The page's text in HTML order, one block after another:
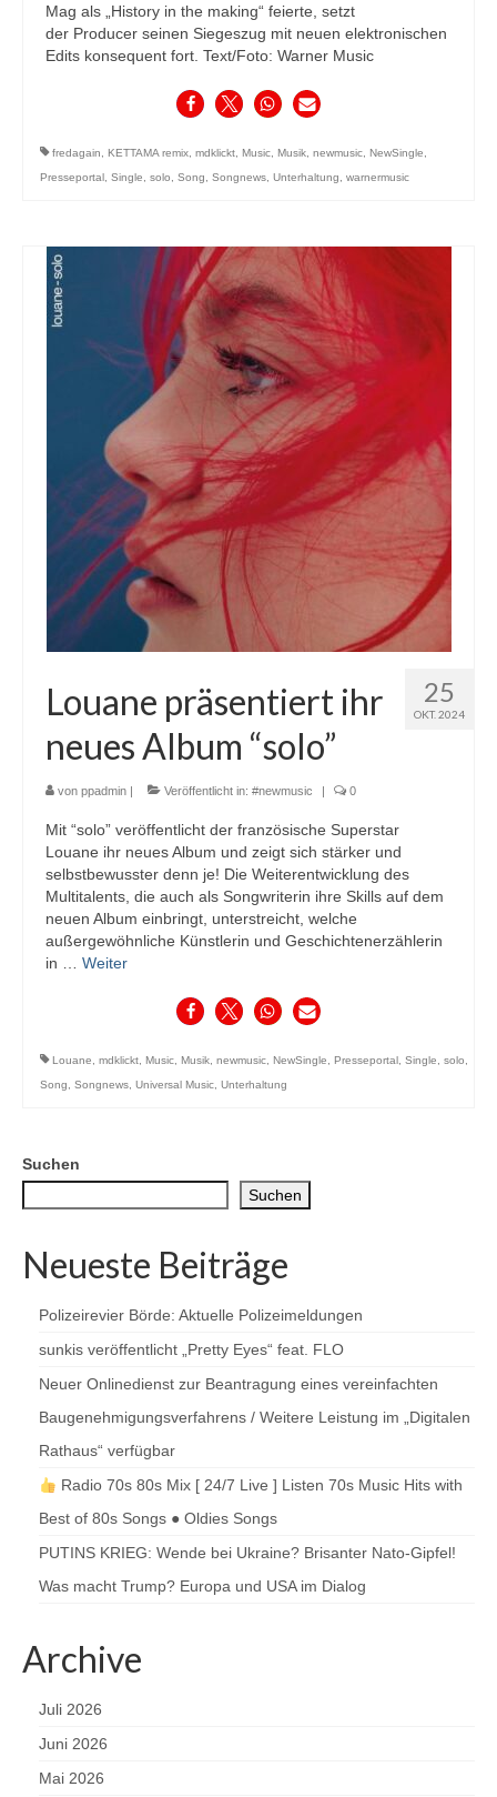
Mag als „History in the making“ feierte, setzt
der Producer seinen Siegeszug mit neuen elektronischen
Edits konsequent fort. Text/Foto: Warner Music
fredagain, KETTAMA remix, mdklickt, Music, Musik, newmusic, NewSingle,
Presseportal , Single, solo, Song, Songnews, Unterhaltung, warnermusic
25
OKT. 2024
Louane präsentiert ihr
neues Album “solo”
von ppadmin Veröffentlicht in: #newmusic 0
Mit “solo” veröffentlicht der französische Superstar
Louane ihr neues Album und zeigt sich stärker und
selbstbewusster denn je! Die Weiterentwicklung des
Multitalents, die auch als Songwriterin ihre Skills auf dem
neuen Album einbringt, unterstreicht, welche
außergewöhnliche Künstlerin und Geschichtenerzählerin
in … Weiter
Louane, mdklickt, Music, Musik, newmusic, NewSingle, Presseportal , Single, solo,
Song, Songnews, Universal Music, Unterhaltung
Suchen
Suchen
Neueste Beiträge
Polizeirevier Börde: Aktuelle Polizeimeldungen
sunkis veröffentlicht „Pretty Eyes“ feat. FLO
Neuer Onlinedienst zur Beantragung eines vereinfachten
Baugenehmigungsverfahrens / Weitere Leistung im „Digitalen
Rathaus“ verfügbar
Radio 70s 80s Mix [ 24/7 Live ] Listen 70s Music Hits with
Best of 80s Songs ● Oldies Songs
PUTINS KRIEG: Wende bei Ukraine? Brisanter Nato-Gipfel!
Was macht Trump? Europa und USA im Dialog
Archive
Juli 2026
Juni 2026
Mai 2026